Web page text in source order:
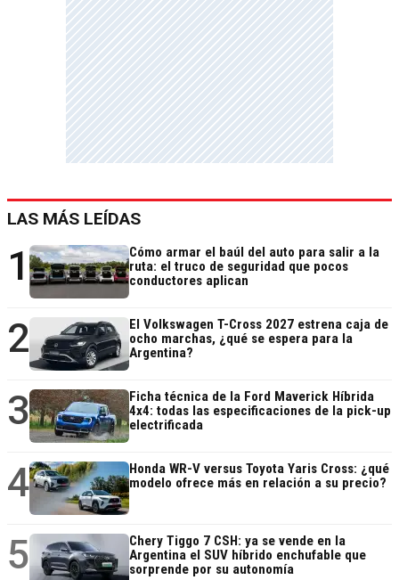
LAS MÁS LEÍDAS
1
Cómo armar el baúl del auto para salir a la
ruta: el truco de seguridad que pocos
conductores aplican
2
El Volkswagen T-Cross 2027 estrena caja de
ocho marchas, ¿qué se espera para la
Argentina?
3
Ficha técnica de la Ford Maverick Híbrida
4x4: todas las especificaciones de la pick-up
electrificada
4
Honda WR-V versus Toyota Yaris Cross: ¿qué
modelo ofrece más en relación a su precio?
5
Chery Tiggo 7 CSH: ya se vende en la
Argentina el SUV híbrido enchufable que
sorprende por su autonomía